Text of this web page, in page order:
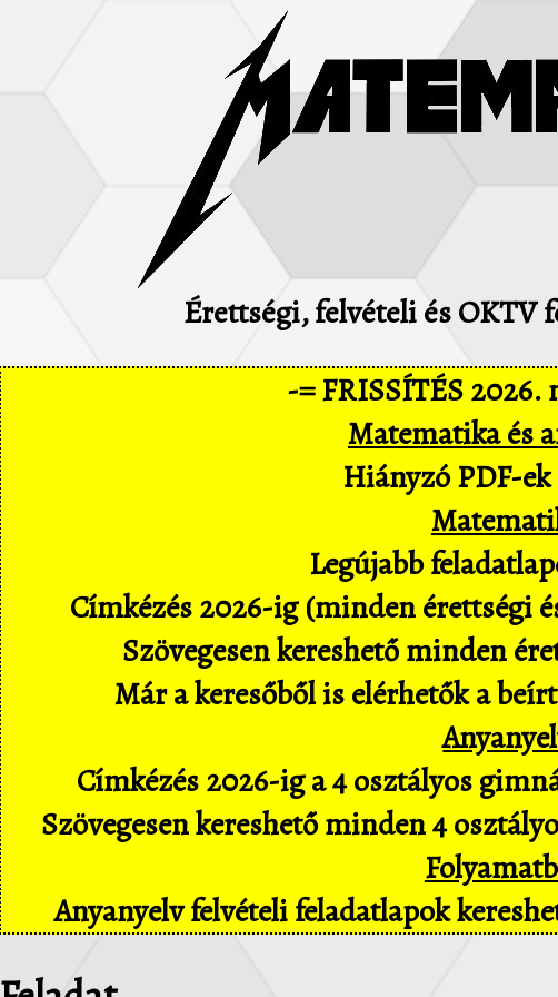
Érettségi, felvételi és OKTV
-= FRISSÍTÉS 2026.
Matematika és
Hiányzó PDF-
Legújabb
Címkézés 2026-ig (minden érettségi
Szövegesen kereshető minden
Már a keresőből is elérhetők a
Címkézés 2026-ig a 4 osztályos
Szövegesen kereshető minden 4
Anyanyelv felvételi feladatlapok